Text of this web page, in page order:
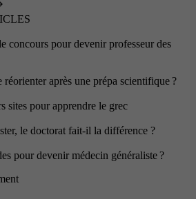
concours pour devenir professeur des
réorienter après une prépa scientifique ?
sites pour apprendre le grec
le doctorat fait-il la différence ?
pour devenir médecin généraliste ?